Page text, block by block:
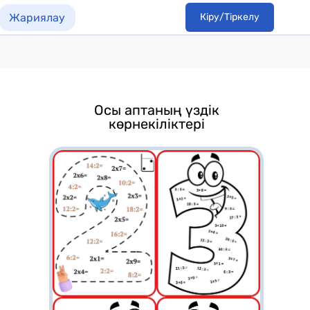
Жариялау Кіру/Тіркелу
Осы аптаның үздік
көрнекіліктері